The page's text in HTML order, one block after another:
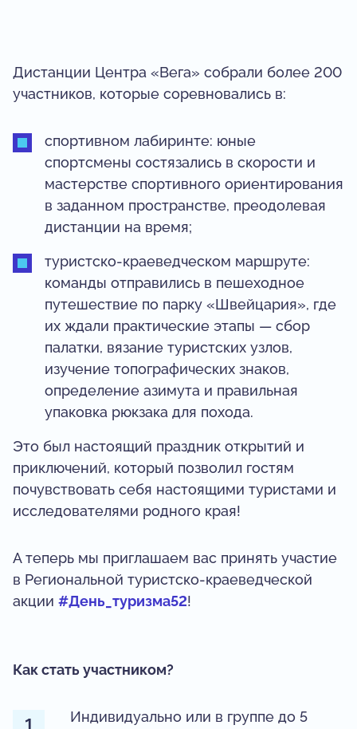
Дистанции Центра «Вега» собрали более 200
участников, которые соревновались в:
спортивном лабиринте: юные
спортсмены состязались в скорости и
мастерстве спортивного ориентирования
в заданном пространстве, преодолевая
дистанции на время;
туристско-краеведческом маршруте:
команды отправились в пешеходное
путешествие по парку «Швейцария», где
их ждали практические этапы — сбор
палатки, вязание туристских узлов,
изучение топографических знаков,
определение азимута и правильная
упаковка рюкзака для похода.
Это был настоящий праздник открытий и
приключений, который позволил гостям
почувствовать себя настоящими туристами и
исследователями родного края!
А теперь мы приглашаем вас принять участие
в Региональной туристско-краеведческой
акции #День_туризма52!
Как стать участником?
Индивидуально или в группе до 5